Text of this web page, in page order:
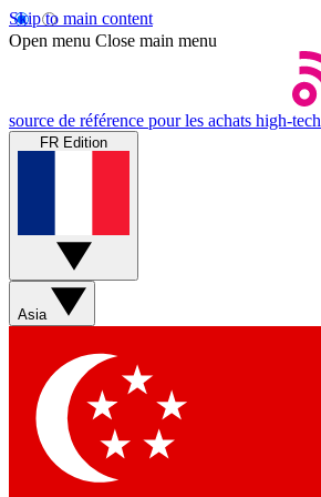
Skip to main content
Open menu Close main menu
source de référence pour les achats high-tech
FR Edition
Asia